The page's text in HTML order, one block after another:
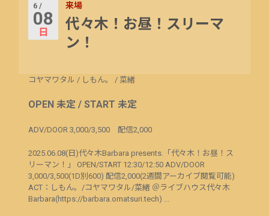
6 /
08
日
来場
代々木！お昼！スリーマ
ン！
コヤマワタル / しもん。 / 菜緒
OPEN 未定 / START 未定
ADV/DOOR 3,000/3,500 配信2,000
2025.06.08(日)代々木Barbara presents.「代々木！お昼！ス
リーマン！」 OPEN/START 12:30/12:50 ADV/DOOR
3,000/3,500(1D別600) 配信2,000(2週間アーカイブ閲覧可能)
ACT：しもん。/コヤマワタル/菜緒 ＠ライブハウス代々木
Barbara(https://barbara.omatsuri.tech) ...